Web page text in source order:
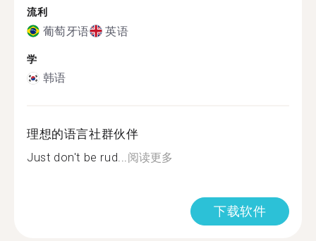
流利
葡萄牙语 英语
学
韩语
理想的语言社群伙伴
Just don't be rud...阅读更多
下载软件